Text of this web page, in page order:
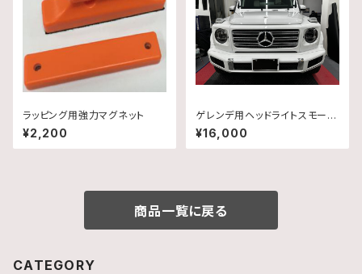
ラッピング用強力マグネット
¥2,200
ゲレンデ用ヘッドライトスモーク
プロテクションフィルム
¥16,000
商品一覧に戻る
CATEGORY